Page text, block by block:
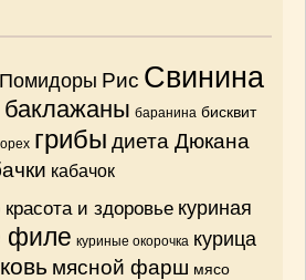
Помидоры Рис Свинина
баклажаны баранина бисквит
грибы диета Дюкана
кабачок
красота и здоровье куриная
филе куриные окорочка курица
мясной фарш мясо